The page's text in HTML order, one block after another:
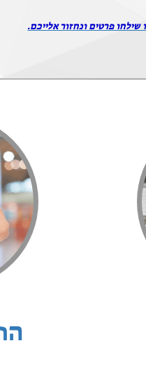
שילחו פרטים ונחזור אלייכם.